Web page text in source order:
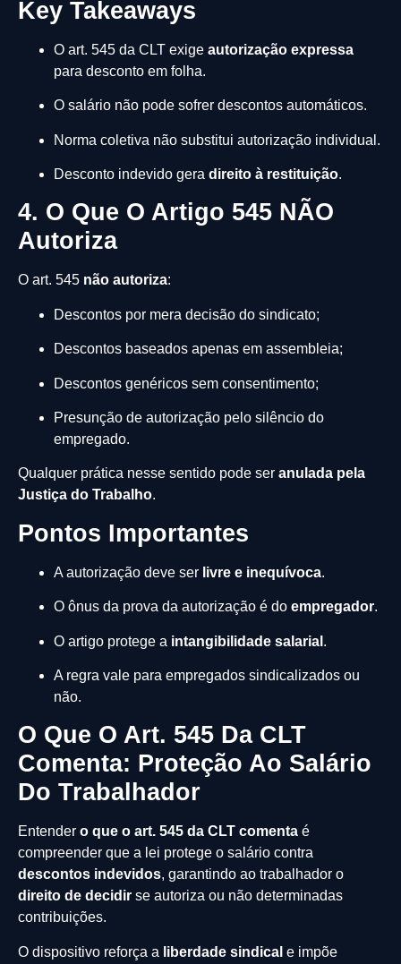
Key Takeaways
O art. 545 da CLT exige autorização expressa
para desconto em folha.
O salário não pode sofrer descontos automáticos.
Norma coletiva não substitui autorização individual.
Desconto indevido gera direito à restituição.
4. O Que O Artigo 545 NÃO
Autoriza
O art. 545 não autoriza:
Descontos por mera decisão do sindicato;
Descontos baseados apenas em assembleia;
Descontos genéricos sem consentimento;
Presunção de autorização pelo silêncio do
empregado.
Qualquer prática nesse sentido pode ser anulada pela
Justiça do Trabalho.
Pontos Importantes
A autorização deve ser livre e inequívoca.
O ônus da prova da autorização é do empregador.
O artigo protege a intangibilidade salarial .
A regra vale para empregados sindicalizados ou
não.
O Que O Art. 545 Da CLT
Comenta: Proteção Ao Salário
Do Trabalhador
Entender o que o art. 545 da CLT comenta é
compreender que a lei protege o salário contra
descontos indevidos, garantindo ao trabalhador o
direito de decidir se autoriza ou não determinadas
contribuições.
O dispositivo reforça a liberdade sindical e impõe